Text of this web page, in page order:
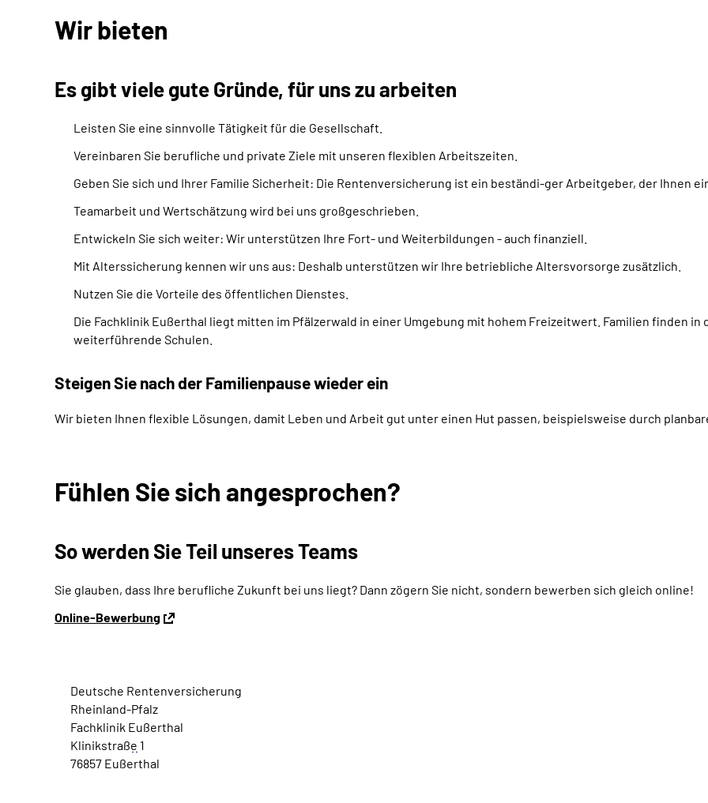
Wir bieten
Es gibt viele gute Gründe, für uns zu arbeiten
Leisten Sie eine sinnvolle Tätigkeit für die Gesellschaft.
Vereinbaren Sie berufliche und private Ziele mit unseren flexiblen Arbeitszeiten.
Geben Sie sich und Ihrer Familie Sicherheit: Die Rentenversicherung ist ein beständi-ger Arbeitgeber, der Ihnen
Teamarbeit und Wertschätzung wird bei uns großgeschrieben.
Entwickeln Sie sich weiter: Wir unterstützen Ihre Fort- und Weiterbildungen - auch finanziell.
Mit Alterssicherung kennen wir uns aus: Deshalb unterstützen wir Ihre betriebliche Altersvorsorge zusätzlich.
Nutzen Sie die Vorteile des öffentlichen Dienstes.
Die Fachklinik Eußerthal liegt mitten im Pfälzerwald in einer Umgebung mit hohem Freizeitwert. Familien finden
weiterführende Schulen.
Steigen Sie nach der Familienpause wieder ein
Wir bieten Ihnen flexible Lösungen, damit Leben und Arbeit gut unter einen Hut passen, beispielsweise durch
Fühlen Sie sich angesprochen?
So werden Sie Teil unseresTeams
Sie glauben, dass Ihre berufliche Zukunft bei uns liegt? Dann zögern Sie nicht, sondern bewerben sich gleich online!
Online-Bewerbung
Deutsche Rentenversicherung
Rheinland-Pfalz
Fachklinik Eußerthal
Klinikstraße 1
76857 Eußerthal